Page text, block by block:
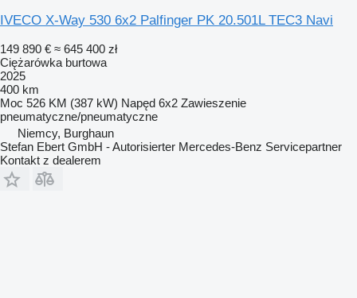
IVECO X-Way 530 6x2 Palfinger PK 20.501L TEC3 Navi
149 890 € ≈ 645 400 zł
Ciężarówka burtowa
2025
400 km
Moc 526 KM (387 kW) Napęd 6x2 Zawieszenie
pneumatyczne/pneumatyczne
Niemcy, Burghaun
Stefan Ebert GmbH - Autorisierter Mercedes-Benz Servicepartner
Kontakt z dealerem